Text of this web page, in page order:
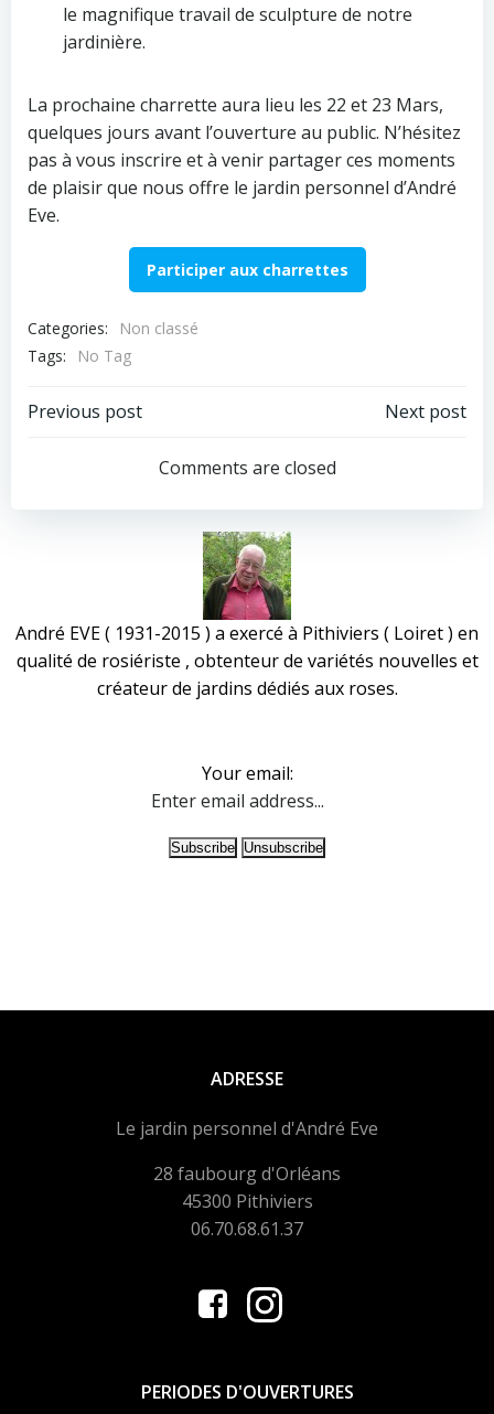
le magnifique travail de sculpture de notre
jardinière.
La prochaine charrette aura lieu les 22 et 23 Mars,
quelques jours avant l’ouverture au public. N’hésitez
pas à vous inscrire et à venir partager ces moments
de plaisir que nous offre le jardin personnel d’André
Eve.
Participer aux charrettes
Categories:
Non classé
Tags:
No Tag
Post
navigation
Previous post
navigation
Next post
Comments are closed
André EVE ( 1931-2015 ) a exercé à Pithiviers ( Loiret ) en
qualité de rosiériste , obtenteur de variétés nouvelles et
créateur de jardins dédiés aux roses.
Your email:
ADRESSE
Le jardin personnel d'André Eve
28 faubourg d'Orléans
45300 Pithiviers
06.70.68.61.37
PERIODES D'OUVERTURES